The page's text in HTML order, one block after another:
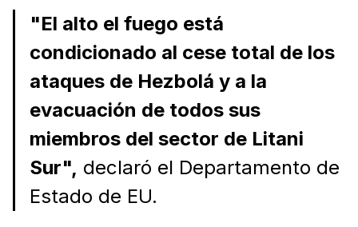
"El alto el fuego está
condicionado al cese total de los
ataques de Hezbolá y a la
evacuación de todos sus
miembros del sector de Litani
Sur", declaró el Departamento de
Estado de EU.